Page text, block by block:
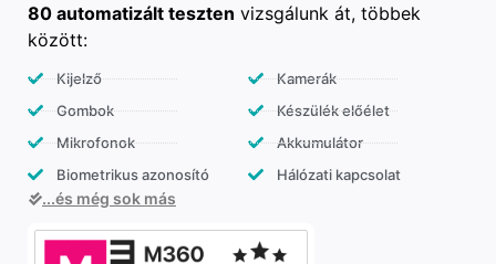
80 automatizált teszten vizsgálunk át, többek
között:
Kijelző
Gombok
Mikrofonok
Biometrikus azonosító
Kamerák
Készülék előélet
Akkumulátor
Hálózati kapcsolat
...és még sok más